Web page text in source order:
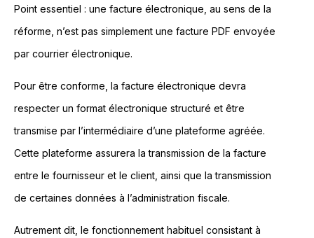
Point essentiel : une facture électronique, au sens de la
réforme, n’est pas simplement une facture PDF envoyée
par courrier électronique.
Pour être conforme, la facture électronique devra
respecter un format électronique structuré et être
transmise par l’intermédiaire d’une plateforme agréée.
Cette plateforme assurera la transmission de la facture
entre le fournisseur et le client, ainsi que la transmission
de certaines données à l’administration fiscale.
Autrement dit, le fonctionnement habituel consistant à